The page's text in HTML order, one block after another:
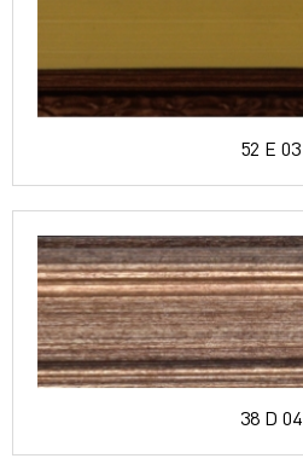
52 E 03
38 D 04